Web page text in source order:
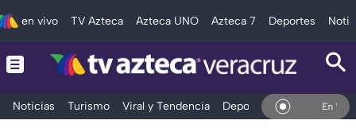
en vivo TV Azteca Azteca UNO Azteca 7 Deportes
Noticias Turismo Viral y Tendencia Deportes Espectáculos
En Vivo